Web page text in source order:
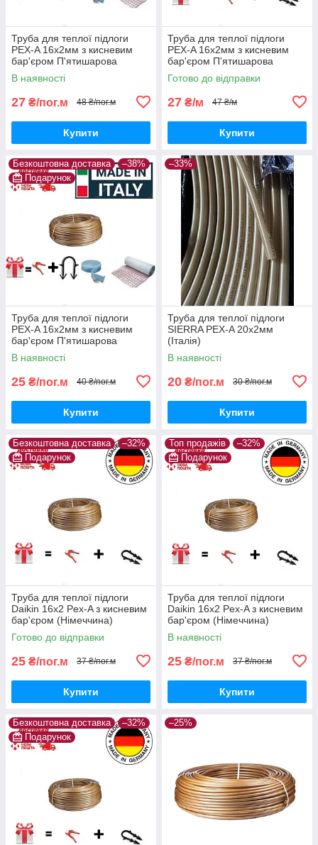
Труба для теплої підлоги
PEX-A 16х2мм з кисневим
бар'єром П'ятишарова
(Італія)
В наявності
27 ₴/пог.м 48 ₴/пог.м
Купити
Труба для теплої підлоги
PEX-A 16х2мм з кисневим
бар'єром П'ятишарова
(Італія)
Готово до відправки
27 ₴/м 47 ₴/м
Купити
Безкоштовна доставка
–38%
Подарунок
Труба для теплої підлоги
PEX-A 16х2мм з кисневим
бар'єром П'ятишарова
(Італія)
В наявності
25 ₴/пог.м 40 ₴/пог.м
Купити
–33%
Труба для теплої підлоги
SIERRA PEX-A 20х2мм
(Італія)
В наявності
20 ₴/пог.м 30 ₴/пог.м
Купити
Безкоштовна доставка
–32%
Подарунок
Труба для теплої підлоги
Daikin 16x2 Pex-A з кисневим
бар'єром (Німеччина)
Готово до відправки
25 ₴/пог.м 37 ₴/пог.м
Купити
Топ продажів
–32%
Подарунок
Труба для теплої підлоги
Daikin 16x2 Pex-A з кисневим
бар'єром (Німеччина)
В наявності
25 ₴/пог.м 37 ₴/пог.м
Купити
Безкоштовна доставка
–32%
Подарунок
–25%